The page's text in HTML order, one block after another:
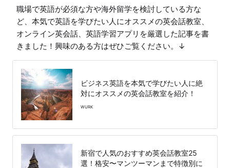
職場で英語が必須な方や海外留学を検討している方な
ど、本気で英語を学びたい人にオススメの英会話教室、
オンライン英会話、英語学習アプリを厳選した記事を書
きました！興味のある方はぜひご覧ください。↓
ビジネス英語を本気で学びたい人に絶
対にオススメの英会話教室を紹介！
WURK
新宿で人気のおすすめ英会話教室25
選！格安〜マンツーマンまで特徴別に